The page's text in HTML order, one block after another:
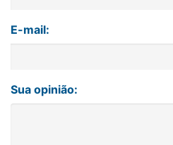
E-mail:
Sua opinião: